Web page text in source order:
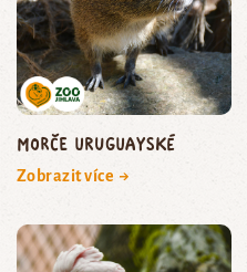
morče uruguayské
Zobrazit více →